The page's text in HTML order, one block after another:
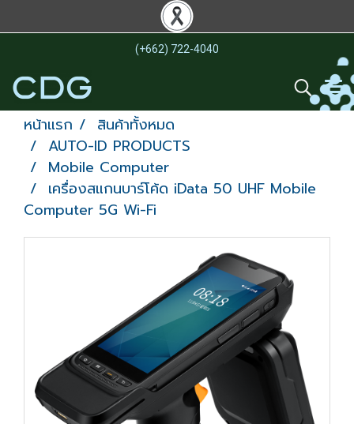
(+662) 722-4040
หน้าแรก
สินค้าทั้งหมด
AUTO-ID PRODUCTS
Mobile Computer
เครื่องสแกนบาร์โค้ด iData 50 UHF Mobile
Computer 5G Wi-Fi